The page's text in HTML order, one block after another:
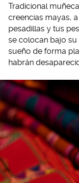
Tradicional
creencias mayas,
pesadillas y tus
se colocan bajo
sueño de forma
habrán